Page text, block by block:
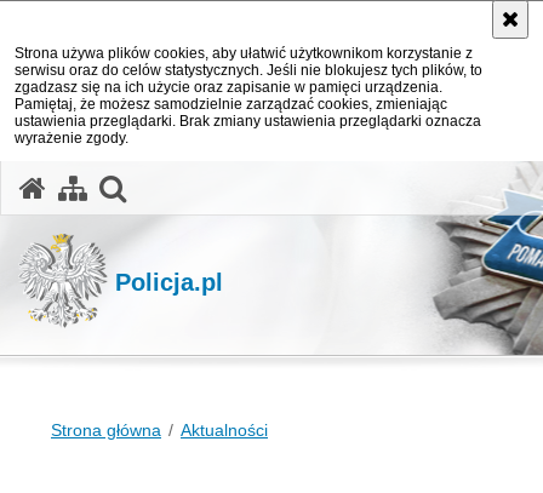
Strona używa plików cookies, aby ułatwić użytkownikom korzystanie z
serwisu oraz do celów statystycznych. Jeśli nie blokujesz tych plików, to
zgadzasz się na ich użycie oraz zapisanie w pamięci urządzenia.
Pamiętaj, że możesz samodzielnie zarządzać cookies, zmieniając
ustawienia przeglądarki. Brak zmiany ustawienia przeglądarki oznacza
wyrażenie zgody.
Policja.pl
Strona główna Aktualności